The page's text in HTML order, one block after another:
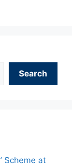
Search
Scheme at